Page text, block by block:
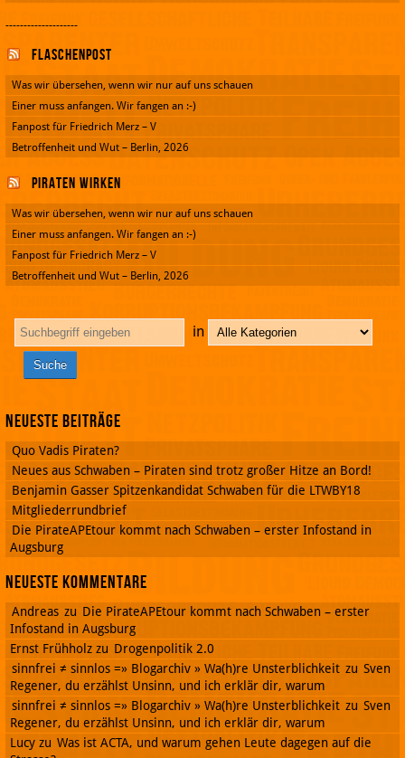
--------------------
Flaschenpost
Was wir übersehen, wenn wir nur auf uns schauen
Einer muss anfangen. Wir fangen an :-)
Fanpost für Friedrich Merz – V
Betroffenheit und Wut – Berlin, 2026
Piraten wirken
Was wir übersehen, wenn wir nur auf uns schauen
Einer muss anfangen. Wir fangen an :-)
Fanpost für Friedrich Merz – V
Betroffenheit und Wut – Berlin, 2026
in
Neueste Beiträge
Quo Vadis Piraten?
Neues aus Schwaben – Piraten sind trotz großer Hitze an Bord!
Benjamin Gasser Spitzenkandidat Schwaben für die LTWBY18
Mitgliederrundbrief
Die PirateAPEtour kommt nach Schwaben – erster Infostand in
Augsburg
Neueste Kommentare
Andreas zu Die PirateAPEtour kommt nach Schwaben – erster
Infostand in Augsburg
Ernst Frühholz zu Drogenpolitik 2.0
sinnfrei ≠ sinnlos =» Blogarchiv » Wa(h)re Unsterblichkeit zu Sven
Regener, du erzählst Unsinn, und ich erklär dir, warum
sinnfrei ≠ sinnlos =» Blogarchiv » Wa(h)re Unsterblichkeit zu Sven
Regener, du erzählst Unsinn, und ich erklär dir, warum
Lucy zu Was ist ACTA, und warum gehen Leute dagegen auf die